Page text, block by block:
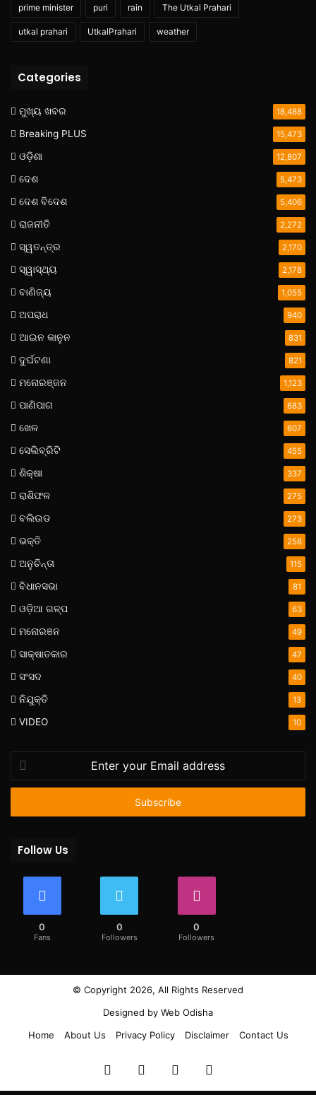
prime minister puri rain The Utkal Prahari
utkal prahari UtkalPrahari weather
Categories
ମୁଖ୍ୟ ଖବର 18,488
Breaking PLUS 15,473
ଓଡ଼ିଶା 12,807
ଦେଶ 5,473
ଦେଶ ବିଦେଶ 5,406
ରାଜନୀତି 2,272
ସ୍ୱତନ୍ତ୍ର 2,170
ସ୍ୱାସ୍ଥ୍ୟ 2,178
ବାଣିଜ୍ୟ 1,055
ଅପରାଧ 940
ଆଇନ କାନୁନ 831
ଦୁର୍ଘଟଣା 821
ମନୋରଞ୍ଜନ 1,123
ପାଣିପାଗ 683
ଖେଳ 607
ସେଲିବ୍ରିଟି 455
ଶିକ୍ଷା 337
ରାଶିଫଳ 275
ବଲିଉଡ 273
ଭକ୍ତି 258
ଅନୁଚିନ୍ତା 115
ବିଧାନସଭା 81
ଓଡ଼ିଆ ଗଳ୍ପ 63
ମନୋରଞନ 49
ସାକ୍ଷାତକାର 47
ସଂସଦ 40
ନିଯୁକ୍ତି 13
VIDEO 10
your
Email
Follow Us
0
Fans
0
Followers
0
Followers
© Copyright 2026, All Rights Reserved
Designed by Web Odisha
Home
About Us Privacy Policy Disclaimer Contact Us
FacebookTwitterYouTubeInstagram